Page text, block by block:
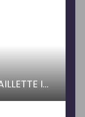
Agence du Havre - PAILLETTE IMMOBILIER